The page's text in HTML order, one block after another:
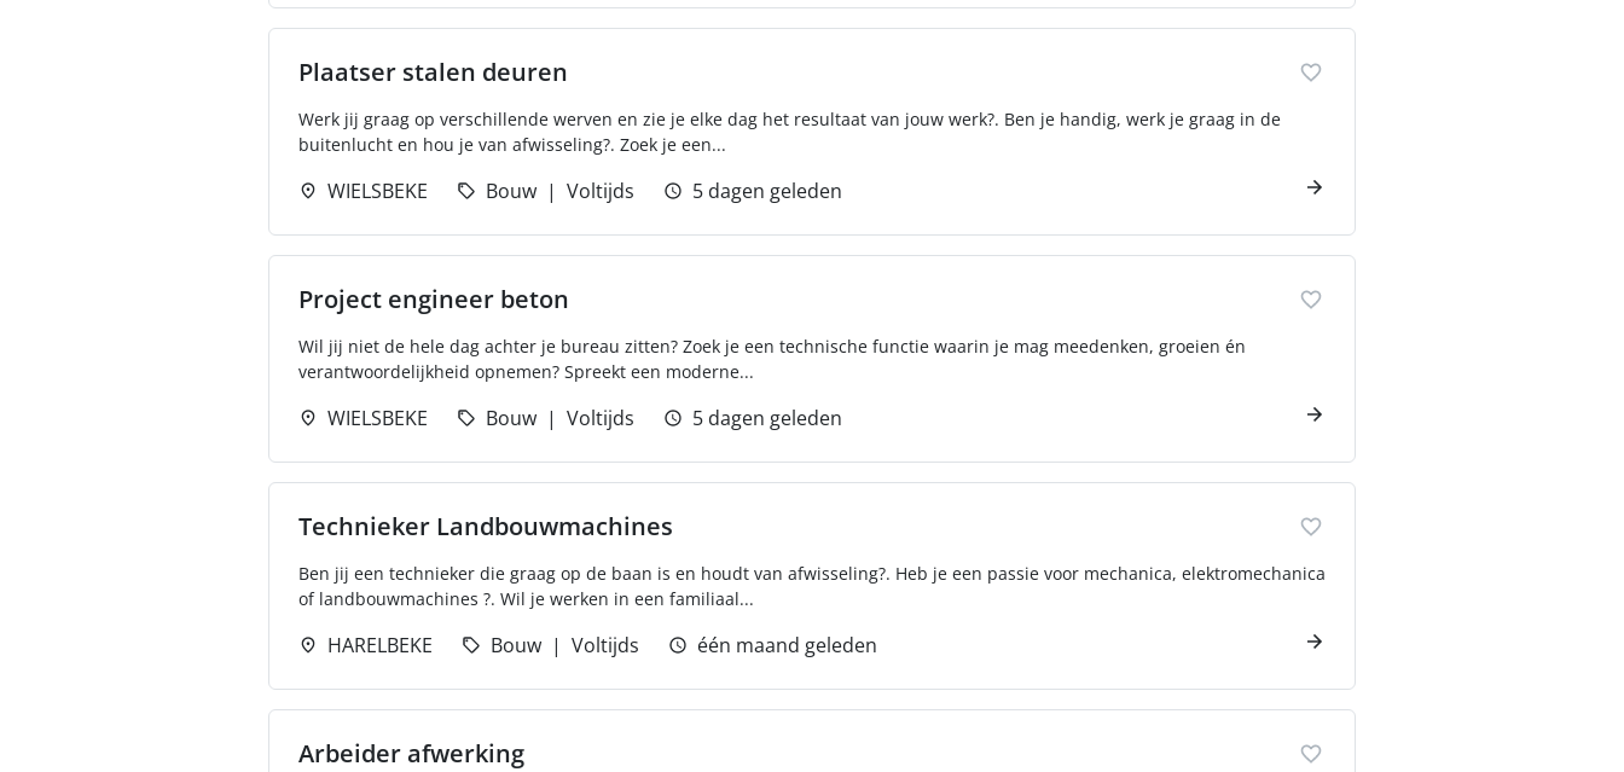
Plaatser stalen deuren
Werk jij graag op verschillende werven en zie je elke dag het resultaat van jouw werk?. Ben je handig, werk je graag in de
buitenlucht en hou je van afwisseling?. Zoek je een...
WIELSBEKE Bouw Voltijds 5 dagen geleden
Project engineer beton
Wil jij niet de hele dag achter je bureau zitten? Zoek je een technische functie waarin je mag meedenken, groeien én
verantwoordelijkheid opnemen? Spreekt een moderne...
WIELSBEKE Bouw Voltijds 5 dagen geleden
Technieker Landbouwmachines
Ben jij een technieker die graag op de baan is en houdt van afwisseling?. Heb je een passie voor mechanica, elektromechanica
of landbouwmachines ?. Wil je werken in een familiaal...
HARELBEKE Bouw Voltijds één maand geleden
Arbeider afwerking